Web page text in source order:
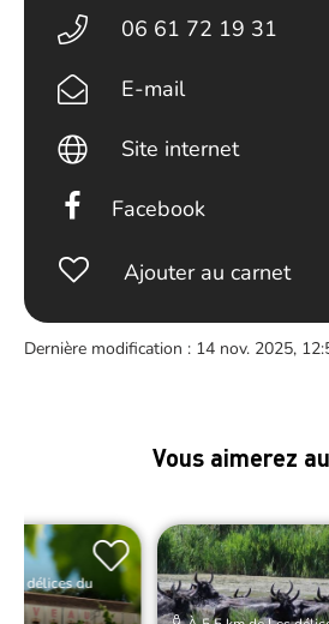
06 61 72 19 31
E-mail
Site internet
Facebook
Ajouter au carnet
Dernière modification : 14 nov. 2025,
Vous aimerez
délices du